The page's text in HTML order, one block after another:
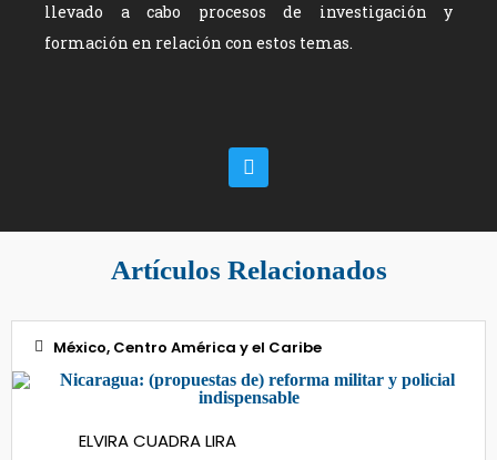
llevado a cabo procesos de investigación y
formación en relación con estos temas.
Artículos Relacionados
México, Centro América y el Caribe
17
ELVIRA CUADRA LIRA